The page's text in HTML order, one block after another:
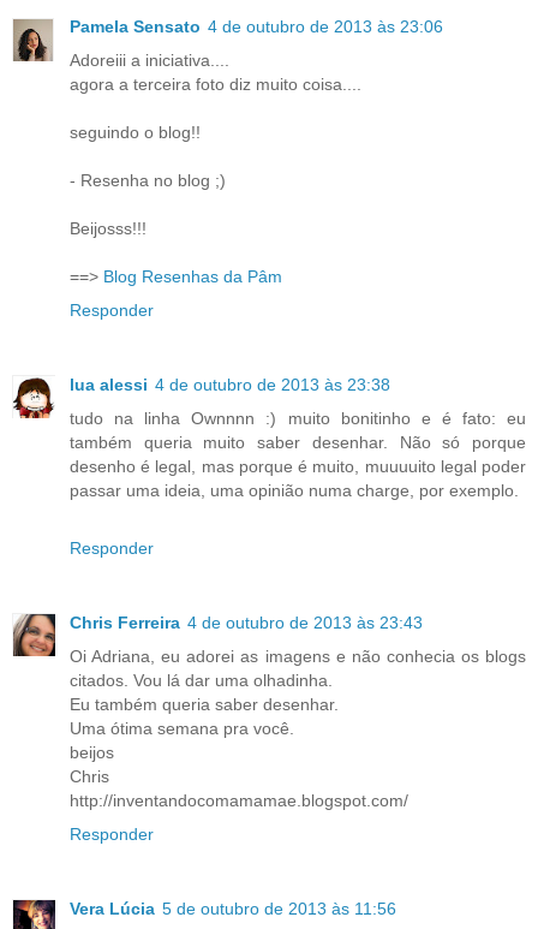
Pamela Sensato 4 de outubro de 2013 às 23:06
Adoreiii a iniciativa....
agora a terceira foto diz muito coisa....
seguindo o blog!!
- Resenha no blog ;)
Beijosss!!!
==> Blog Resenhas da Pâm
Responder
lua alessi 4 de outubro de 2013 às 23:38
tudo na linha Ownnnn :) muito bonitinho e é fato: eu
também queria muito saber desenhar. Não só porque
desenho é legal, mas porque é muito, muuuuito legal poder
passar uma ideia, uma opinião numa charge, por exemplo.
Responder
Chris Ferreira 4 de outubro de 2013 às 23:43
Oi Adriana, eu adorei as imagens e não conhecia os blogs
citados. Vou lá dar uma olhadinha.
Eu também queria saber desenhar.
Uma ótima semana pra você.
beijos
Chris
http://inventandocomamamae.blogspot.com/
Responder
Vera Lúcia 5 de outubro de 2013 às 11:56